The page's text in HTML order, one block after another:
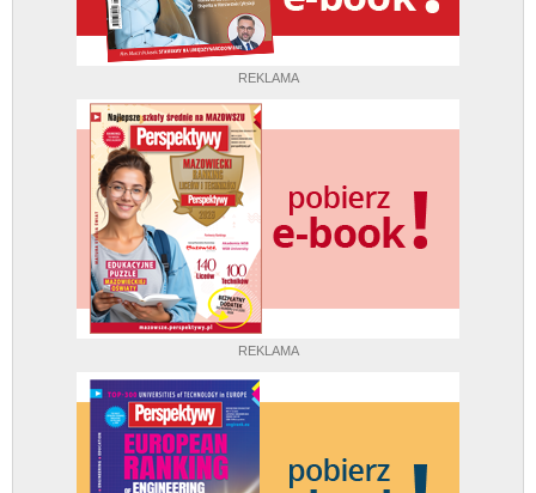
REKLAMA
REKLAMA